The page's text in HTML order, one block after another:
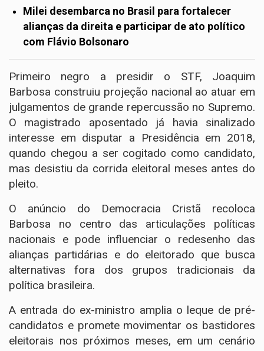
Milei desembarca no Brasil para fortalecer
alianças da direita e participar de ato político
com Flávio Bolsonaro
Primeiro negro a presidir o STF, Joaquim
Barbosa construiu projeção nacional ao atuar em
julgamentos de grande repercussão no Supremo.
O magistrado aposentado já havia sinalizado
interesse em disputar a Presidência em 2018,
quando chegou a ser cogitado como candidato,
mas desistiu da corrida eleitoral meses antes do
pleito.
O anúncio do Democracia Cristã recoloca
Barbosa no centro das articulações políticas
nacionais e pode influenciar o redesenho das
alianças partidárias e do eleitorado que busca
alternativas fora dos grupos tradicionais da
política brasileira.
A entrada do ex-ministro amplia o leque de pré-
candidatos e promete movimentar os bastidores
eleitorais nos próximos meses, em um cenário